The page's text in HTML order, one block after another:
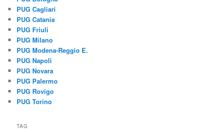
PUG Cagliari
PUG Catania
PUG Friuli
PUG Milano
PUG Modena-Reggio E.
PUG Napoli
PUG Novara
PUG Palermo
PUG Rovigo
PUG Torino
TAG